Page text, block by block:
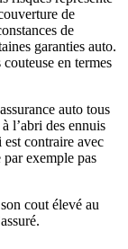
de
de
garanties auto.
en termes
auto tous
l’abri des ennuis
contraire avec
par exemple pas
cout élevé au